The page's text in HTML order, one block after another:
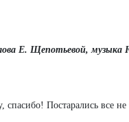
Е. Щепотьевой, музыка
спасибо! Постарались все не